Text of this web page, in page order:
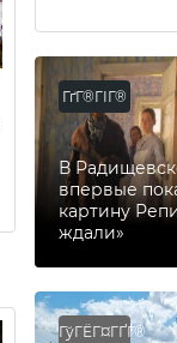
ГґГ®ГІГ®
В
впервые
картину
ждали»
ГўГЁГ¤ГҐГ®